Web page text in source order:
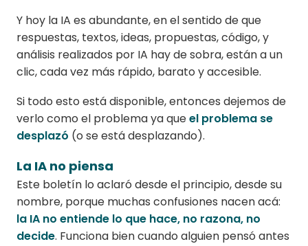
Y hoy la IA es abundante, en el sentido de que
respuestas, textos, ideas, propuestas, código, y
análisis realizados por IA hay de sobra, están a un
clic, cada vez más rápido, barato y accesible.
Si todo esto está disponible, entonces dejemos de
verlo como el problema ya queel problema se
desplazó (o se está desplazando).
La IA no piensa
Este boletín lo aclaró desde el principio, desde su
nombre, porque muchas confusiones nacen acá:
la IA no entiende lo que hace, no razona, no
decide. Funciona bien cuando alguien pensó antes